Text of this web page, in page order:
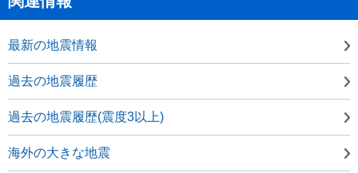
最新の地震情報
過去の地震履歴
過去の地震履歴(震度3以上)
海外の大きな地震